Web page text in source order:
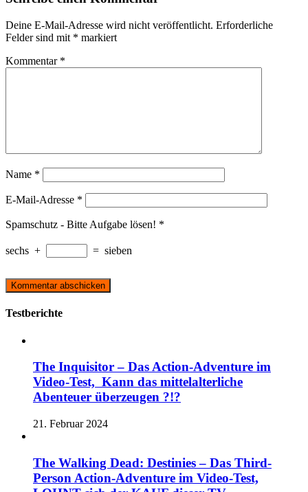
Deine E-Mail-Adresse wird nicht veröffentlicht. Erforderliche
Felder sind mit * markiert
Kommentar *
Name *
E-Mail-Adresse *
Spamschutz - Bitte Aufgabe lösen! *
sechs + = sieben
Testberichte
The Inquisitor – Das Action-Adventure im
Video-Test, Kann das mittelalterliche
Abenteuer überzeugen ?!?
21. Februar 2024
The Walking Dead: Destinies – Das Third-
Person Action-Adventure im Video-Test,